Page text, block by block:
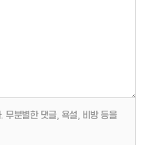
무분별한 댓글, 욕설, 비방 등을